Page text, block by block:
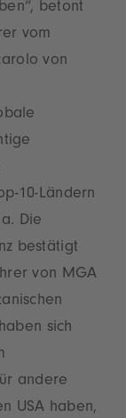
betont
vom
von
10-Ländern
Die
bestätigt
von MGA
sich
andere
USA haben,